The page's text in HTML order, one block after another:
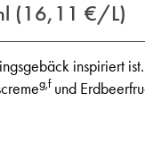
(16,11 €/L)
inspiriert
g,fund